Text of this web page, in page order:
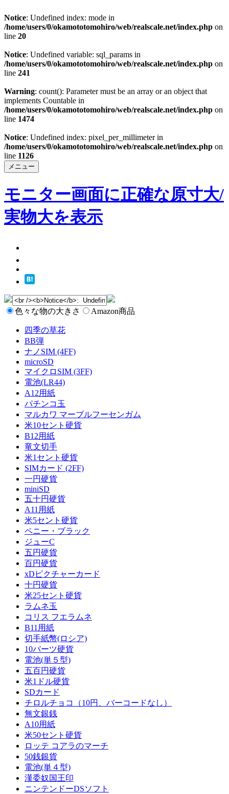
Notice: Undefined index: mode in
/home/users/0/okamototomohiro/web/realscale.net/index.php on
line 20
Notice: Undefined variable: sql_params in
/home/users/0/okamototomohiro/web/realscale.net/index.php on
line 241
Warning: count(): Parameter must be an array or an object that
implements Countable in
/home/users/0/okamototomohiro/web/realscale.net/index.php on
line 1474
Notice: Undefined index: pixel_per_millimeter in
/home/users/0/okamototomohiro/web/realscale.net/index.php on
line 1126
メニュー
モニター画面に正確な原寸大/
実物大を表示
色々な物の大きさ Amazon商品
四季の草花
BB弾
ナノSIM (4FF)
microSD
マイクロSIM (3FF)
電池(LR44)
A12用紙
パチンコ玉
マルカワ マーブルフーセンガム
米10セント硬貨
B12用紙
竜文切手
米1セント硬貨
SIMカード (2FF)
一円硬貨
miniSD
五十円硬貨
A11用紙
米5セント硬貨
ペニー・ブラック
ジューC
五円硬貨
百円硬貨
xDピクチャーカード
十円硬貨
米25セント硬貨
ラムネ玉
コリス フエラムネ
B11用紙
切手紙幣(ロシア)
10バーツ硬貨
電池(単５型)
五百円硬貨
米1ドル硬貨
SDカード
チロルチョコ（10円、バーコードなし）
無文銀銭
A10用紙
米50セント硬貨
ロッテ コアラのマーチ
50銭銀貨
電池(単４型)
漢委奴国王印
ニンテンドーDSソフト